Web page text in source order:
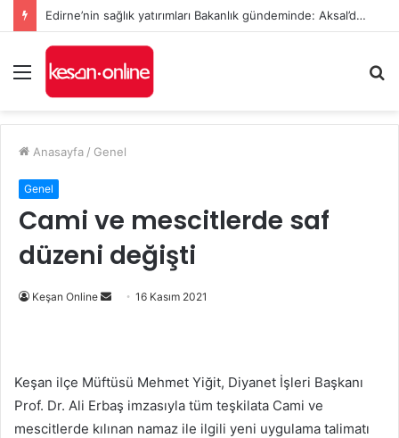
Edirne’nin sağlık yatırımları Bakanlık gündeminde: Aksal’dan Keşan için iki önemli talep
Menü
...
Anasayfa / Genel
Genel
Cami ve mescitlerde saf
düzeni değişti
Keşan Online
Bir
16 Kasım 2021
Keşan ilçe Müftüsü Mehmet Yiğit, Diyanet İşleri Başkanı
Prof. Dr. Ali Erbaş imzasıyla tüm teşkilata Cami ve
mescitlerde kılınan namaz ile ilgili yeni uygulama talimatı